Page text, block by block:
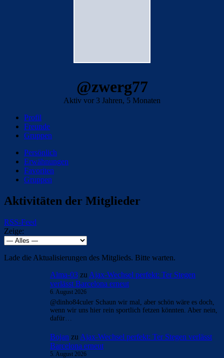
@zwerg77
Aktiv vor 3 Jahren, 5 Monaten
Profil
Freunde
Gruppen
Persönlich
Erwähnungen
Favoriten
Gruppen
Aktivitäten der Mitglieder
RSS-Feed
Zeige:
Lade die Aktualisierungen des Mitglieds. Bitte warten.
Alma-03 zu Ajax-Wechsel perfekt: Ter Stegen
verlässt Barcelona erneut
6. August 2026
@dinho84culer Schaun wir mal, aber schön wäre es doch,
wenn wir uns hier rein sportlich fetzen könnten. Aber nein,
dafür…
Bojan zu Ajax-Wechsel perfekt: Ter Stegen verlässt
Barcelona erneut
5. August 2026